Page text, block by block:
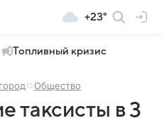
+23°
Топливный кризис
Общество
таксисты в 3